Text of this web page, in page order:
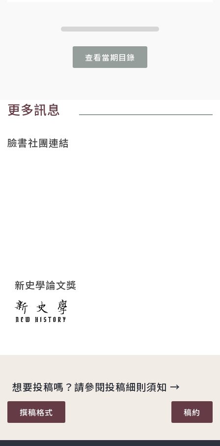
查看當期目錄
更多訊息
臉書社團連結
新史學論文獎
想要投稿嗎？請參閱投稿細則須知 →
撰稿格式 稿約